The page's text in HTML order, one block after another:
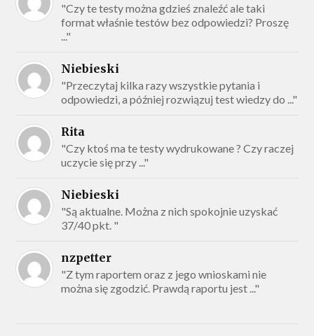
"Czy te testy można gdzieś znaleźć ale taki
format właśnie testów bez odpowiedzi? Proszę
..."
Niebieski
"Przeczytaj kilka razy wszystkie pytania i
odpowiedzi, a później rozwiązuj test wiedzy do ..."
Rita
"Czy ktoś ma te testy wydrukowane ? Czy raczej
uczycie się przy ..."
Niebieski
"Są aktualne. Można z nich spokojnie uzyskać
37/40 pkt. "
nzpetter
"Z tym raportem oraz z jego wnioskami nie
można się zgodzić. Prawdą raportu jest ..."